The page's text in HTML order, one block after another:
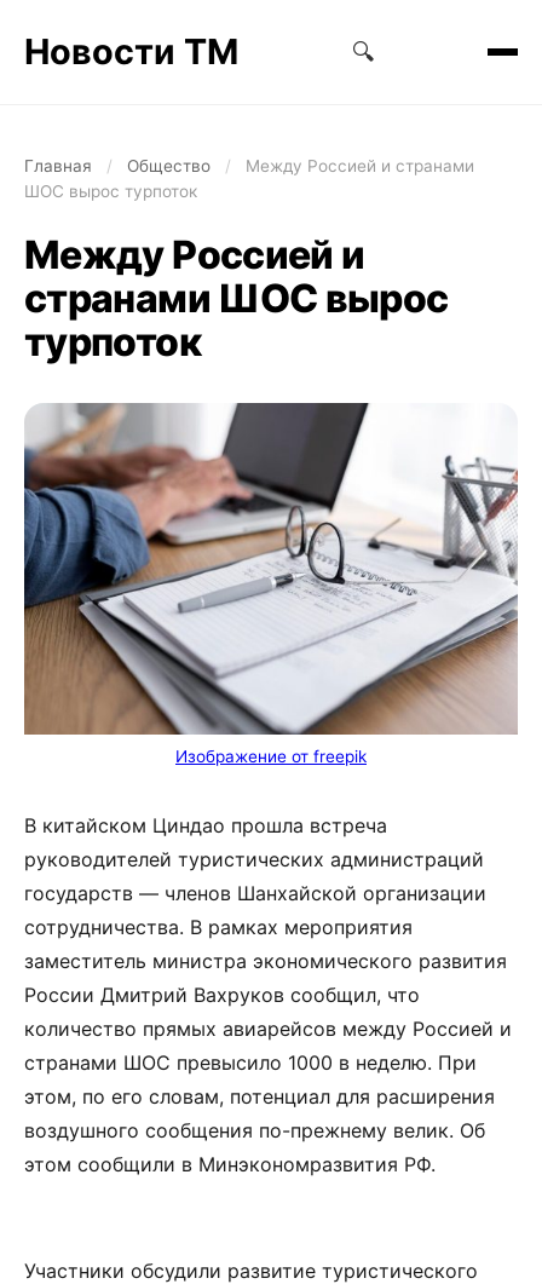
Новости ТМ 🔍
Главная / Общество /
Между Россией и странами
ШОС вырос турпоток
Между Россией и
странами ШОС вырос
турпоток
Изображение от freepik
В китайском Циндао прошла встреча
руководителей туристических администраций
государств — членов Шанхайской организации
сотрудничества. В рамках мероприятия
заместитель министра экономического развития
России Дмитрий Вахруков сообщил, что
количество прямых авиарейсов между Россией и
странами ШОС превысило 1000 в неделю. При
этом, по его словам, потенциал для расширения
воздушного сообщения по-прежнему велик. Об
этом сообщили в Минэкономразвития РФ.
Участники обсудили развитие туристического